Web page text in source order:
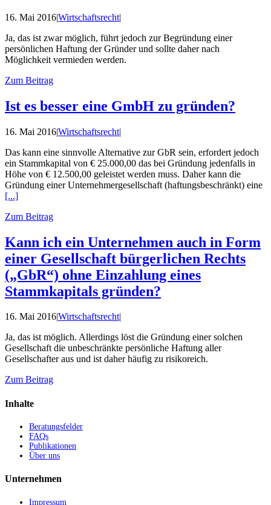
16. Mai 2016|Wirtschaftsrecht|
Ja, das ist zwar möglich, führt jedoch zur Begründung einer
persönlichen Haftung der Gründer und sollte daher nach
Möglichkeit vermieden werden.
Zum Beitrag
Ist es besser eine GmbH zu gründen?
16. Mai 2016|Wirtschaftsrecht|
Das kann eine sinnvolle Alternative zur GbR sein, erfordert jedoch
ein Stammkapital von € 25.000,00 das bei Gründung jedenfalls in
Höhe von € 12.500,00 geleistet werden muss. Daher kann die
Gründung einer Unternehmergesellschaft (haftungsbeschränkt) eine
[...]
Zum Beitrag
Kann ich ein Unternehmen auch in Form
einer Gesellschaft bürgerlichen Rechts
(„GbR“) ohne Einzahlung eines
Stammkapitals gründen?
16. Mai 2016|Wirtschaftsrecht|
Ja, das ist möglich. Allerdings löst die Gründung einer solchen
Gesellschaft die unbeschränkte persönliche Haftung aller
Gesellschafter aus und ist daher häufig zu risikoreich.
Zum Beitrag
Inhalte
Beratungsfelder
FAQs
Publikationen
Über uns
Unternehmen
Impressum